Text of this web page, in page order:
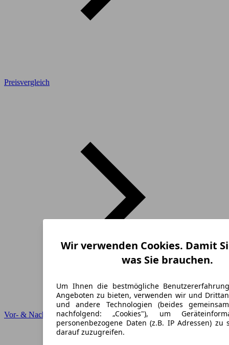
Preisvergleich
Vor- & Nachteile
Wir verwenden Cookies. Damit
was Sie brauchen.
Um Ihnen die bestmögliche
Angeboten zu bieten, verwenden wir und
und andere Technologien (beides
nachfolgend: „Cookies"), um
personenbezogene Daten (z.B. IP Adressen) zu
darauf zuzugreifen.